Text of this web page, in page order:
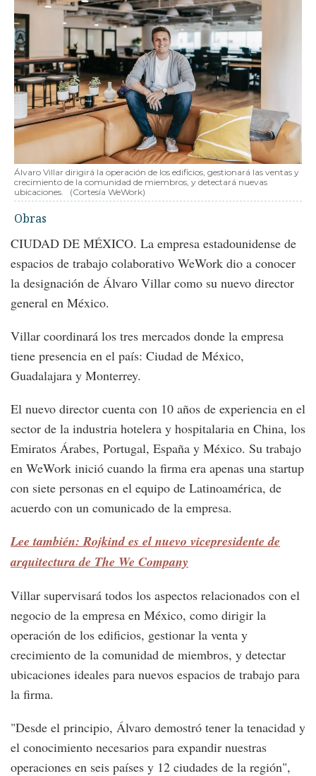
Álvaro Villar dirigirá la operación de los edificios, gestionará las ventas y
crecimiento de la comunidad de miembros, y detectará nuevas
ubicaciones.
(Cortesía WeWork)
Obras
CIUDAD DE MÉXICO. La empresa estadounidense de
espacios de trabajo colaborativo WeWork dio a conocer
la designación de Álvaro Villar como su nuevo director
general en México.
Villar coordinará los tres mercados donde la empresa
tiene presencia en el país: Ciudad de México,
Guadalajara y Monterrey.
El nuevo director cuenta con 10 años de experiencia en el
sector de la industria hotelera y hospitalaria en China, los
Emiratos Árabes, Portugal, España y México. Su trabajo
en WeWork inició cuando la firma era apenas una startup
con siete personas en el equipo de Latinoamérica, de
acuerdo con un comunicado de la empresa.
Lee también: Rojkind es el nuevo vicepresidente de
arquitectura de The We Company
Villar supervisará todos los aspectos relacionados con el
negocio de la empresa en México, como dirigir la
operación de los edificios, gestionar la venta y
crecimiento de la comunidad de miembros, y detectar
ubicaciones ideales para nuevos espacios de trabajo para
la firma.
"Desde el principio, Álvaro demostró tener la tenacidad y
el conocimiento necesarios para expandir nuestras
operaciones en seis países y 12 ciudades de la región",